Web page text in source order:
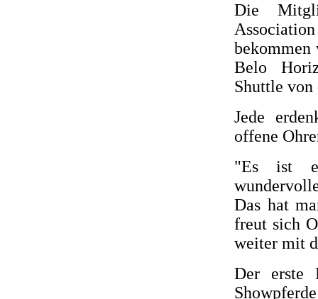
Die
bekommen
Belo
Shuttle
Jede
offene
"Es ist
Das hat
freut sich
weiter mit
Der erste